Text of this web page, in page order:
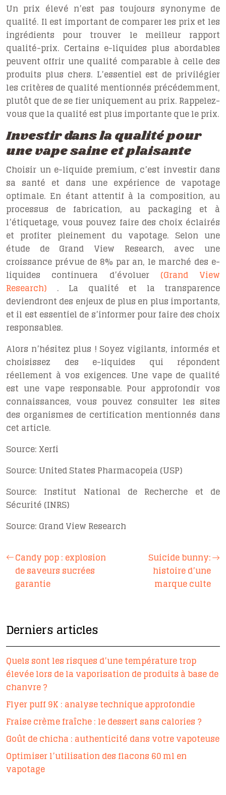
Un prix élevé n’est pas toujours synonyme de
qualité. Il est important de comparer les prix et les
ingrédients pour trouver le meilleur rapport
qualité-prix. Certains e-liquides plus abordables
peuvent offrir une qualité comparable à celle des
produits plus chers. L’essentiel est de privilégier
les critères de qualité mentionnés précédemment,
plutôt que de se fier uniquement au prix. Rappelez-
vous que la qualité est plus importante que le prix.
Investir dans la qualité pour
une vape saine et plaisante
Choisir un e-liquide premium, c’est investir dans
sa santé et dans une expérience de vapotage
optimale. En étant attentif à la composition, au
processus de fabrication, au packaging et à
l’étiquetage, vous pouvez faire des choix éclairés
et profiter pleinement du vapotage. Selon une
étude de Grand View Research, avec une
croissance prévue de 8% par an, le marché des e-
liquides continuera d’évoluer (Grand View
Research) . La qualité et la transparence
deviendront des enjeux de plus en plus importants,
et il est essentiel de s’informer pour faire des choix
responsables.
Alors n’hésitez plus ! Soyez vigilants, informés et
choisissez des e-liquides qui répondent
réellement à vos exigences. Une vape de qualité
est une vape responsable. Pour approfondir vos
connaissances, vous pouvez consulter les sites
des organismes de certification mentionnés dans
cet article.
Source: Xerfi
Source: United States Pharmacopeia (USP)
Source: Institut National de Recherche et de
Sécurité (INRS)
Source: Grand View Research
Candy pop : explosion
de saveurs sucrées
garantie
Suicide bunny:
histoire d’une
marque culte
Derniers articles
Quels sont les risques d’une température trop
élevée lors de la vaporisation de produits à base de
chanvre ?
Flyer puff 9K : analyse technique approfondie
Fraise crème fraîche : le dessert sans calories ?
Goût de chicha : authenticité dans votre vapoteuse
Optimiser l’utilisation des flacons 60 ml en
vapotage